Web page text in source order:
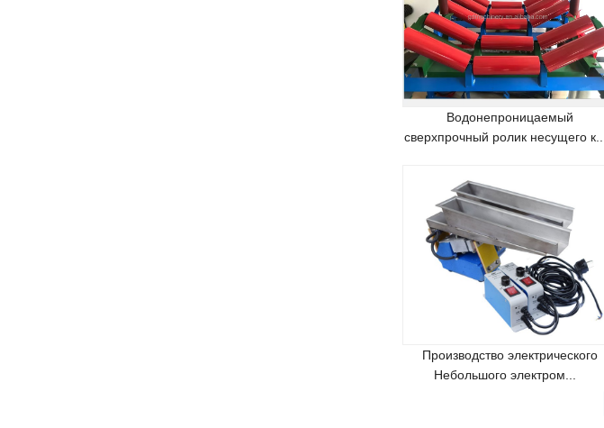
Водонепроницаемый
сверхпрочный ролик несущего к...
Производство электрического
Небольшого электром...